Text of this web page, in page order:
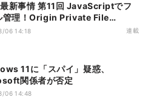
新事情 第11回 JavaScriptでフ
管理！Origin Private File
を活用する
06 14:18 連載
11に「スパイ」疑惑、
関係者が否定
06 14:48